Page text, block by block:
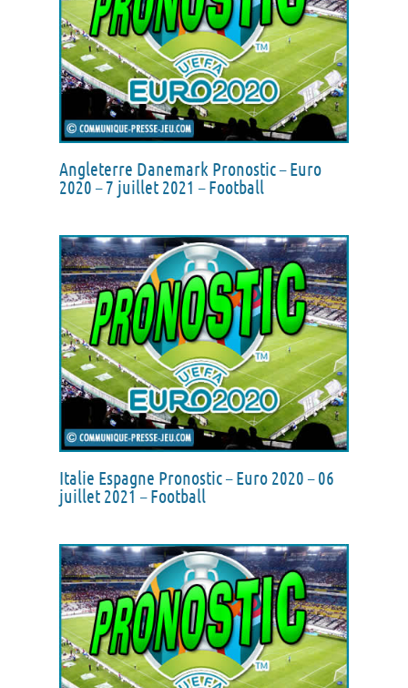
Angleterre Danemark Pronostic – Euro
2020 – 7 juillet 2021 – Football
Italie Espagne Pronostic – Euro 2020 – 06
juillet 2021 – Football